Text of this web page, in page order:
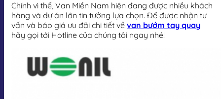
Chính vì thế, Van Miền Nam hiện đang được nhiều khách
hàng và dự án lớn tin tưởng lựa chọn. Để được nhận tư
vấn và báo giá ưu đãi chi tiết về van bướm tay quay
hãy gọi tới Hotline của chúng tôi ngay nhé!